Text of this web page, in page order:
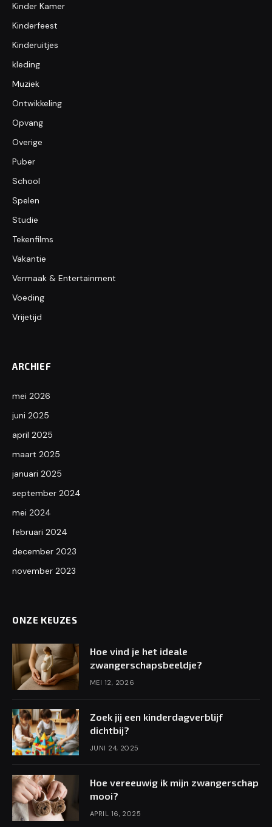
Kinder Kamer
Kinderfeest
Kinderuitjes
kleding
Muziek
Ontwikkeling
Opvang
Overige
Puber
School
Spelen
Studie
Tekenfilms
Vakantie
Vermaak & Entertainment
Voeding
Vrijetijd
ARCHIEF
mei 2026
juni 2025
april 2025
maart 2025
januari 2025
september 2024
mei 2024
februari 2024
december 2023
november 2023
ONZE KEUZES
Hoe vind je het ideale
zwangerschapsbeeldje?
MEI 12, 2026
Zoek jij een kinderdagverblijf
dichtbij?
JUNI 24, 2025
Hoe vereeuwig ik mijn zwangerschap
mooi?
APRIL 16, 2025